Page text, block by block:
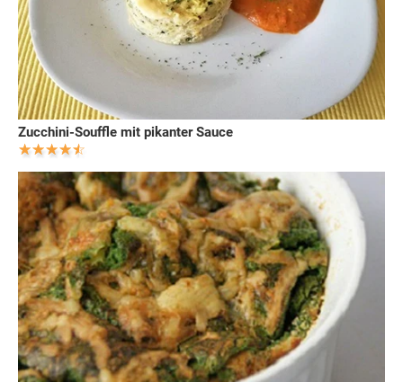
Zucchini-Souffle mit pikanter Sauce